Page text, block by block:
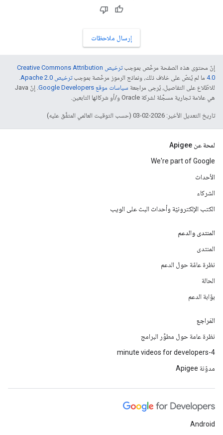
إرسال ملاحظات
إنّ محتوى هذه الصفحة مرخّص بموجب
ترخيص Creative Commons Attribution
4.0‏ ما لم يُنصّ على خلاف ذلك، ونماذج الرموز مرخّصة بموجبترخيص Apache 2.0‏
.
للاطّلاع على التفاصيل، يُرجى مراجعة سياسات موقع Google Developers‏
. إنّ Java
هي علامة تجارية مسجَّلة لشركة Oracle و/أو شركائها التابعين.
تاريخ التعديل الأخير: 2026-02-03 (حسب التوقيت العالمي المتفَّق عليه)
لمحة عن Apigee
We're part of Google
الأحداث
الشركاء
الكتب الإلكترونيّة وأحداث البث على الويب
المنتدى والدعم
المنتدى
نظرة عامّة حول الدعم
الحالة
بوّابة الدعم
المَراجع
نظرة عامة حول مطوِّر البرامج
4-minute videos for developers
مدوّنة Apigee
Android